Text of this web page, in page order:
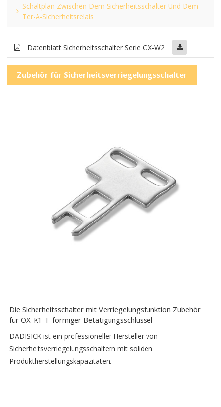
Schaltplan Zwischen Dem Sicherheitsschalter Und Dem
Ter-A-Sicherheitsrelais
Datenblatt Sicherheitsschalter Serie OX-W2
Zubehör für Sicherheitsverriegelungsschalter
Die Sicherheitsschalter mit Verriegelungsfunktion Zubehör
für OX-K1 T-förmiger Betätigungsschlüssel
DADISICK ist ein professioneller Hersteller von
Sicherheitsverriegelungsschaltern mit soliden
Produktherstellungskapazitäten.